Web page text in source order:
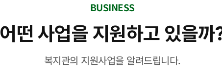
BUSINESS
어떤 사업을 지원하고 있을까
복지관의 지원사업을 알려드립니다.